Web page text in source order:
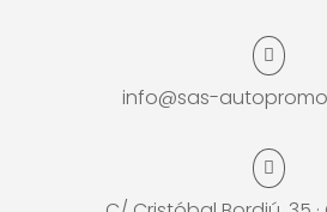

info@sas-
